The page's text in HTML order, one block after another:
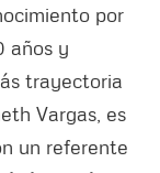
por
años y
trayectoria
Vargas, es
un referente